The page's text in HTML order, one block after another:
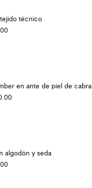
técnico
en ante de piel de cabra
algodón y seda